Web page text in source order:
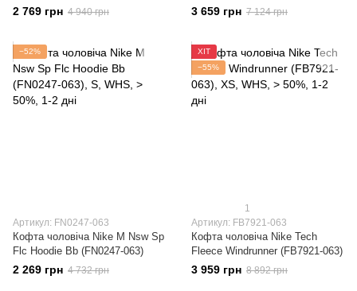
Hoodie (DQ4834-010)
2 769 грн 4 940 грн 3 659 грн 7 124 грн
−52%
Артикул: FN0247-063
Кофта чоловіча Nike M Nsw Sp
Flc Hoodie Bb (FN0247-063)
2 269 грн 4 732 грн
ХІТ
−55%
1
Артикул: FB7921-063
Кофта чоловіча Nike Tech
Fleece Windrunner (FB7921-063)
3 959 грн 8 892 грн